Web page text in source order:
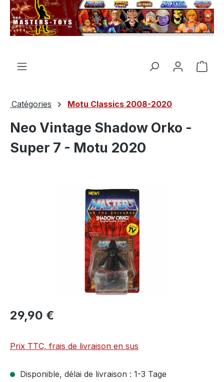
principal
Le
Catégories Motu Classics 2008-2020
Neo Vintage Shadow Orko -
Super 7 - Motu 2020
Ignorer la galerie d'images
29,90 €
Prix TTC, frais de livraison en sus
Disponible, délai de livraison : 1-3 Tage